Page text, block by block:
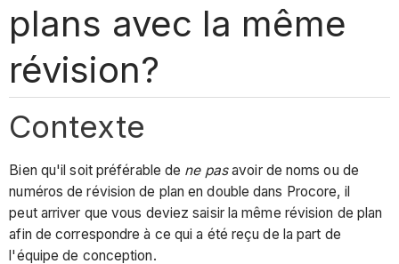
plans avec la même
révision?
Contexte
Bien qu'il soit préférable de ne pasavoir de noms ou de
numéros de révision de plan en double dans Procore, il
peut arriver que vous deviez saisir la même révision de plan
afin de correspondre à ce qui a été reçu de la part de
l'équipe de conception.